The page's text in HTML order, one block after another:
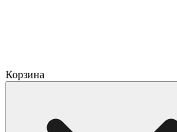
Корзина